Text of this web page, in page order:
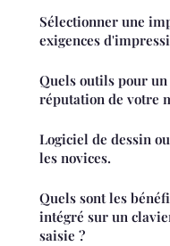
Sélectionner une
exigences
Quels outils pour
réputation de votre
Logiciel de dessin
les novices.
Quels sont les
intégré sur un
saisie ?